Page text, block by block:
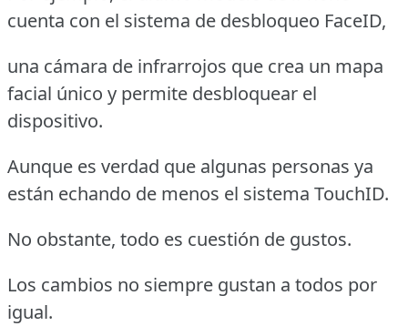
cuenta con el sistema de desbloqueo FaceID,
una cámara de infrarrojos que crea un mapa
facial único y permite desbloquear el
dispositivo.
Aunque es verdad que algunas personas ya
están echando de menos el sistema TouchID.
No obstante, todo es cuestión de gustos.
Los cambios no siempre gustan a todos por
igual.